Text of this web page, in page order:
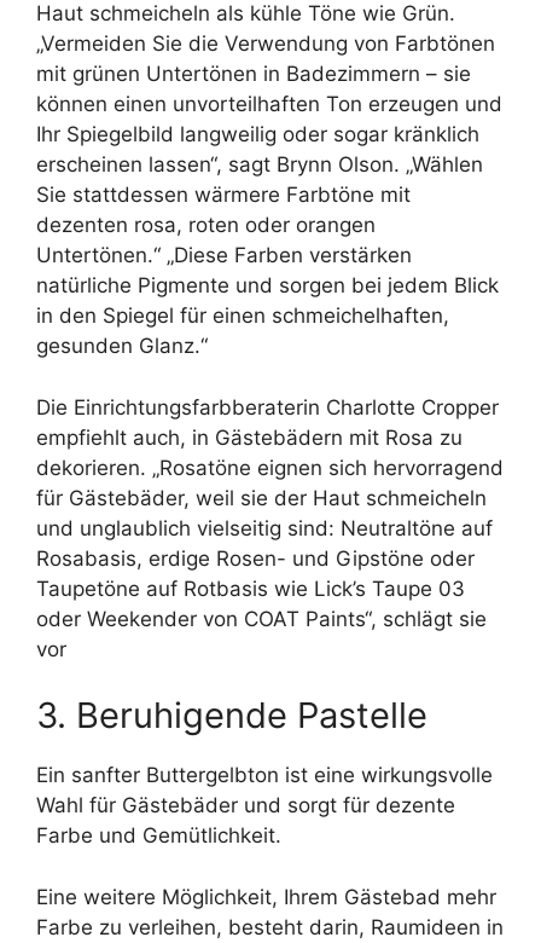
Haut schmeicheln als kühle Töne wie Grün.
„Vermeiden Sie die Verwendung von Farbtönen
mit grünen Untertönen in Badezimmern – sie
können einen unvorteilhaften Ton erzeugen und
Ihr Spiegelbild langweilig oder sogar kränklich
erscheinen lassen“, sagt Brynn Olson. „Wählen
Sie stattdessen wärmere Farbtöne mit
dezenten rosa, roten oder orangen
Untertönen.“ „Diese Farben verstärken
natürliche Pigmente und sorgen bei jedem Blick
in den Spiegel für einen schmeichelhaften,
gesunden Glanz.“
Die Einrichtungsfarbberaterin Charlotte Cropper
empfiehlt auch, in Gästebädern mit Rosa zu
dekorieren. „Rosatöne eignen sich hervorragend
für Gästebäder, weil sie der Haut schmeicheln
und unglaublich vielseitig sind: Neutraltöne auf
Rosabasis, erdige Rosen- und Gipstöne oder
Taupetöne auf Rotbasis wie Lick’s Taupe 03
oder Weekender von COAT Paints“, schlägt sie
vor
3. Beruhigende Pastelle
Ein sanfter Buttergelbton ist eine wirkungsvolle
Wahl für Gästebäder und sorgt für dezente
Farbe und Gemütlichkeit.
Eine weitere Möglichkeit, Ihrem Gästebad mehr
Farbe zu verleihen, besteht darin, Raumideen in